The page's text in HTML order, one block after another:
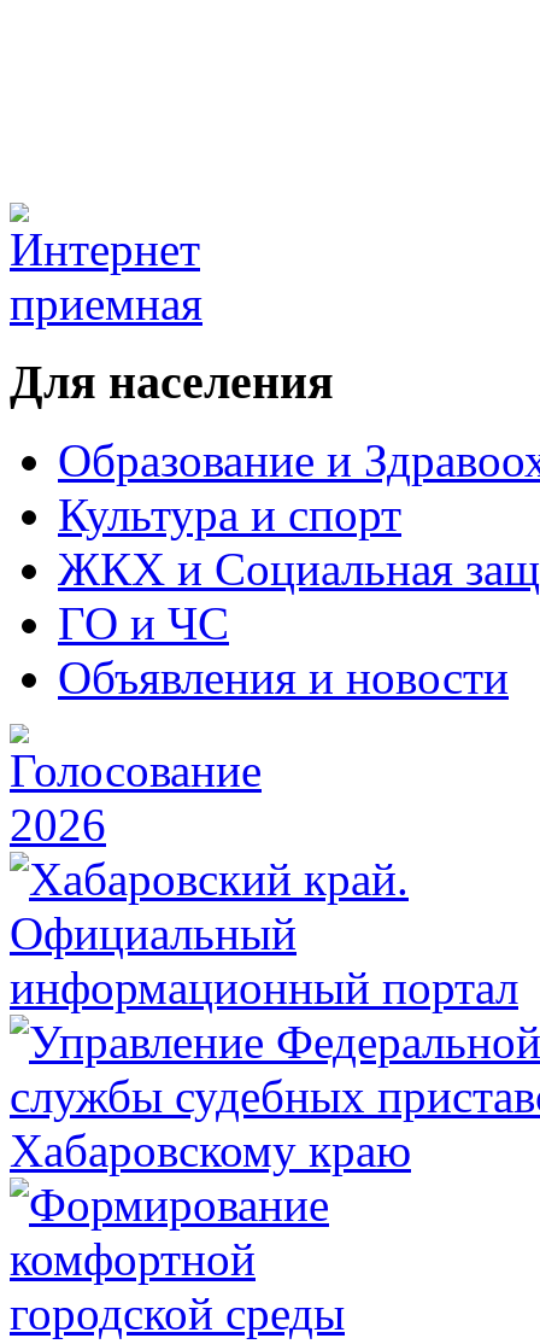
Для населения
Образование и
Культура и спорт
ЖКХ и Социальная
ГО и ЧС
Объявления и новости